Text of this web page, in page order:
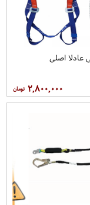
عادلا اصلی
۲,۸۰۰,۰۰۰